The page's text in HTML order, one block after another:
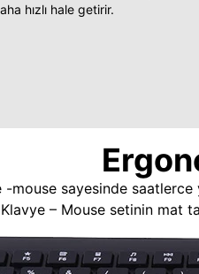
hızlı hale getirir.
sayesinde saatlerce
– Mouse setinin mat